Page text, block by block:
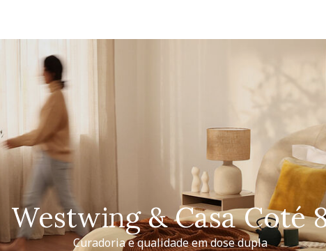
Westwing & Casa Coté
Curadoria e qualidade em dose dupla